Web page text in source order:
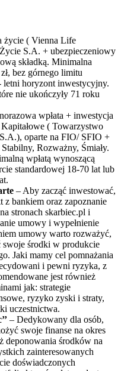
życie ( Vienna Life
S.A. + ubezpieczeniowy
składką. Minimalna
bez górnego limitu
letni horyzont inwestycyjny.
nie ukończyły 71 roku
wpłata + inwestycja
( Towarzystwo
oparte na FIO/ SFIO +
Rozważny, Śmiały.
wpłatą wynoszącą
standardowej 18-70 lat lub
– Aby zacząć inwestować,
bankiem oraz zapoznanie
stronach skarbiec.pl i
umowy i wypełnienie
umowy warto rozważyć,
swoje środki w produkcie
Jaki mamy cel pomnażania
i pewni ryzyka, z
jest również
jak: strategie
ryzyko zyski i straty,
uczestnictwa.
– Dedykowany dla osób,
swoje finanse na okres
deponowania środków na
zainteresowanych
doświadczonych